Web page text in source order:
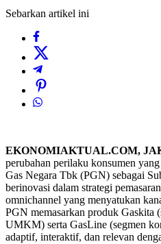
Sebarkan artikel ini
EKONOMIAKTUAL.COM,
perubahan perilaku konsumen
Gas Negara Tbk (PGN) sebagai
berinovasi dalam strategi
omnichannel yang menyatukan
PGN memasarkan produk Gaskita
UMKM) serta GasLine (segmen
adaptif, interaktif, dan relevan